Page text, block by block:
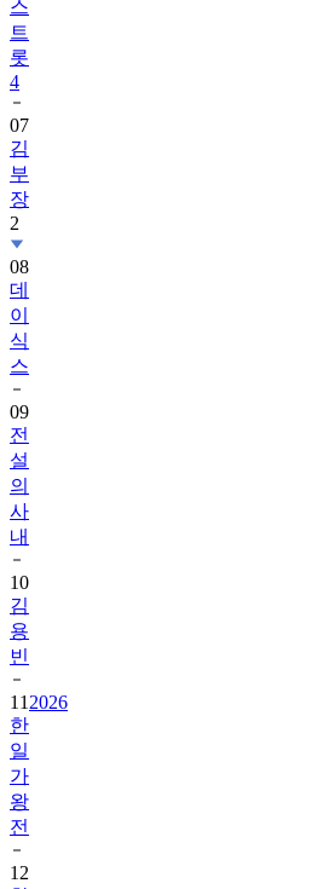
롯
4
07
김
부
장
2
08
데
이
식
스
09
전
설
의
사
내
10
김
용
빈
11
한
일
가
왕
전
12
한
일